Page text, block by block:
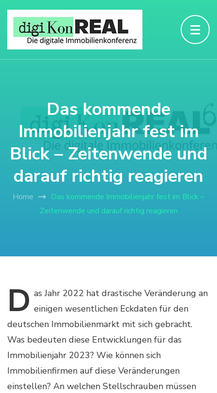
Das kommende
Immobilienjahr fest im
Blick – Zeitenwende und
darauf richtig reagieren
Home
Das kommende Immobilienjahr fest im Blick –
Zeitenwende und darauf richtig reagieren
D as Jahr 2022 hat drastische Veränderung an
einigen wesentlichen Eckdaten für den
deutschen Immobilienmarkt mit sich gebracht.
Was bedeuten diese Entwicklungen für das
Immobilienjahr 2023? Wie können sich
Immobilienfirmen auf diese Veränderungen
einstellen? An welchen Stellschrauben müssen